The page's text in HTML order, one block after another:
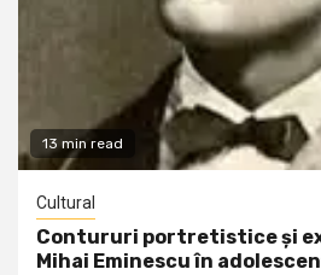
13 min read
Cultural
Contururi portretistice și
Mihai Eminescu în